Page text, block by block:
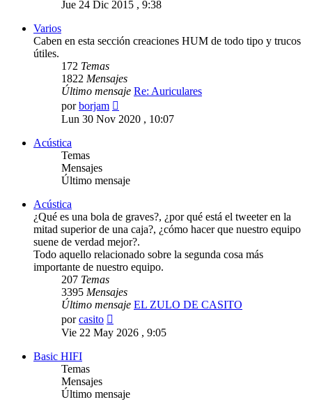
Jue 24 Dic 2015 , 9:38
Varios
Caben en esta sección creaciones HUM de todo tipo y trucos
útiles.
172 Temas
1822 Mensajes
Último mensaje Re: Auriculares
porborjam
último
Lun 30 Nov 2020 , 10:07
Acústica
Temas
Mensajes
Último mensaje
Acústica
¿Qué es una bola de graves?, ¿por qué está el tweeter en la
mitad superior de una caja?, ¿cómo hacer que nuestro equipo
suene de verdad mejor?.
Todo aquello relacionado sobre la segunda cosa más
importante de nuestro equipo.
207 Temas
3395 Mensajes
Último mensaje EL ZULO DE CASITO
porcasito
último
Vie 22 May 2026 , 9:05
Basic HIFI
Temas
Mensajes
Último mensaje